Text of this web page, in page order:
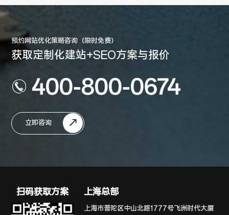
预约网站优化策略咨询（限时免费）
获取定制化建站+SEO方案与报价
400-800-0674
立即咨询
扫码获取方案 上海总部
上海市普陀区中山北路1777号飞洲时代大厦